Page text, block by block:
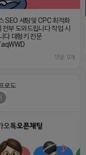
SEO 세팅및 CPC 최적화
부 도와드립니다 작업 시
다 대형키 전문
댓글: 0개
로도